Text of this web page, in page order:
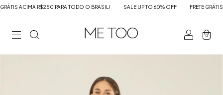
ACIMA R$250 PARA TODO O BRASIL! SALE UP TO 60% OFF FRETE GRÁTIS
0